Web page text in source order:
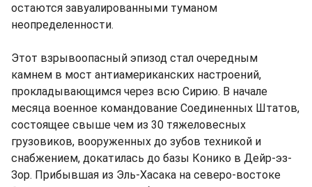
остаются завуалированными туманом
неопределенности.
Этот взрывоопасный эпизод стал очередным
камнем в мост антиамериканских настроений,
прокладывающимся через всю Сирию. В начале
месяца военное командование Соединенных Штатов,
состоящее свыше чем из 30 тяжеловесных
грузовиков, вооруженных до зубов техникой и
снабжением, докатилась до базы Конико в Дейр-эз-
Зор. Прибывшая из Эль-Хасака на северо-востоке